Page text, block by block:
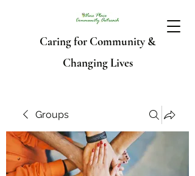
Caring for Community &
Changing Lives
Groups